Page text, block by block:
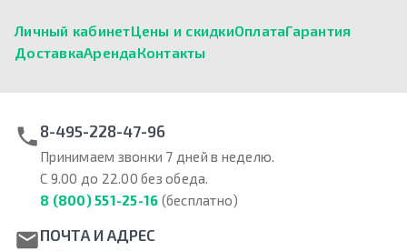
Личный кабинетЦены и скидкиОплатаГарантия
ДоставкаАрендаКонтакты
8-495-228-47-96
Принимаем звонки 7 дней в неделю.
С 9.00 до 22.00 без обеда.
8 (800) 551-25-16 (бесплатно)
ПОЧТА И АДРЕС